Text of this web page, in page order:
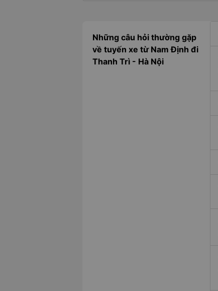
Những câu hỏi thường gặp
về tuyến xe từ Nam Định đi
Thanh Trì - Hà Nội